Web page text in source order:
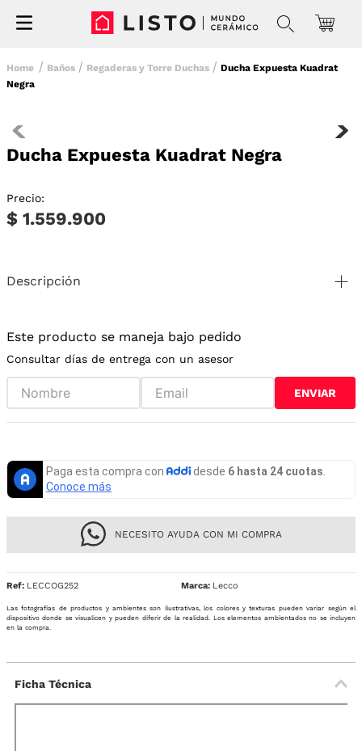
Baños Regaderas y Torre Duchas
Ducha Expuesta Kuadrat
Negra
Ducha Expuesta Kuadrat Negra
Precio:
$ 1.559.900
Descripción
Este producto se maneja bajo pedido
Consultar días de entrega con un asesor
ENVIAR
NECESITO AYUDA CON MI COMPRA
Ref: LECCOG252 Lecco
Las fotografías de productos y ambientes son ilustrativas, los colores y texturas pueden variar según el
dispositivo donde se visualicen y pueden diferir de la realidad. Los elementos ambientados no se incluyen
en la compra.
Ficha Técnica